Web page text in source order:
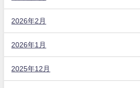
2026年2月
2026年1月
2025年12月